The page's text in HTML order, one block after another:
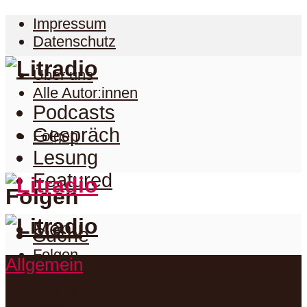
Impressum
Datenschutz
Über uns
Alle Autor:innen
Folgen
Folgen
Folgen
Facebook
Podcasts
Gespräch
Lesung
Featured
Menu
Suche
Podcasts
Allgemein